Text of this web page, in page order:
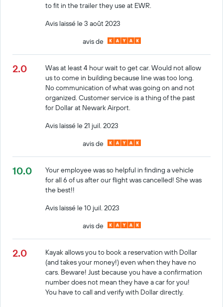
to fit in the trailer they use at EWR.
Avis laissé le 3 août 2023
avis de
2.0
Was at least 4 hour wait to get car. Would not allow
us to come in building because line was too long.
No communication of what was going on and not
organized. Customer service is a thing of the past
for Dollar at Newark Airport.
Avis laissé le 21 juil. 2023
avis de
10.0
Your employee was so helpful in finding a vehicle
for all 6 of us after our flight was cancelled! She was
the best!!
Avis laissé le 10 juil. 2023
avis de
2.0
Kayak allows you to book a reservation with Dollar
(and takes your money!) even when they have no
cars. Beware! Just because you have a confirmation
number does not mean they have a car for you!
You have to call and verify with Dollar directly.